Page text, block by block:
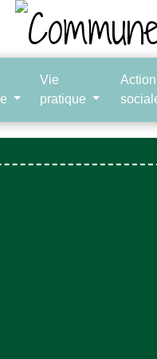
Vie
pratique
Action